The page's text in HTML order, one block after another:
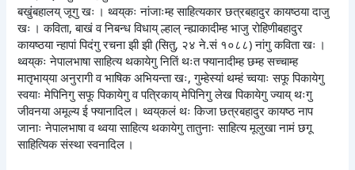
बखुंबहालय् जूगु खः । थ्वय्‌कः नांजाःम्ह साहित्यकार छत्रबहादुर कायष्ठया दाजु
खः । कविता, बाखं व निबन्ध विधाय् ल्हाल् न्ह्याकादीम्ह भाजु रोहिणीबहादुर
कायष्ठया न्हापां पिदंगु रचना झी झी (सितु, २४ ने.सं १०८८) नांगु कविता खः ।
थ्वय्‌कः नेपालभाषा साहित्य थकायेगु नितिं थःत फ्यानादीम्ह छम्ह सच्चाम्ह
मातृभाय्‌या अनुरागी व भाषिक अभियन्ता खः, गुम्हेस्यां थम्हं च्वयाः सफू पिकायेगु
स्वयाः मेपिनिगु सफू पिकायेगु व पत्रिकाय् मेपिनिगु लेख पिकायेगु ज्याय् थःगु
जीवनया अमूल्य ई फ्यानादिल। थ्वय्‌कलं थः किजा छत्रबहादुर कायष्ठ नाप
जानाः नेपालभाषा व थ्वया साहित्य थकायेगु तातुनाः साहित्य मूलुखा नामं छगू
साहित्यिक संस्था स्वनादिल ।